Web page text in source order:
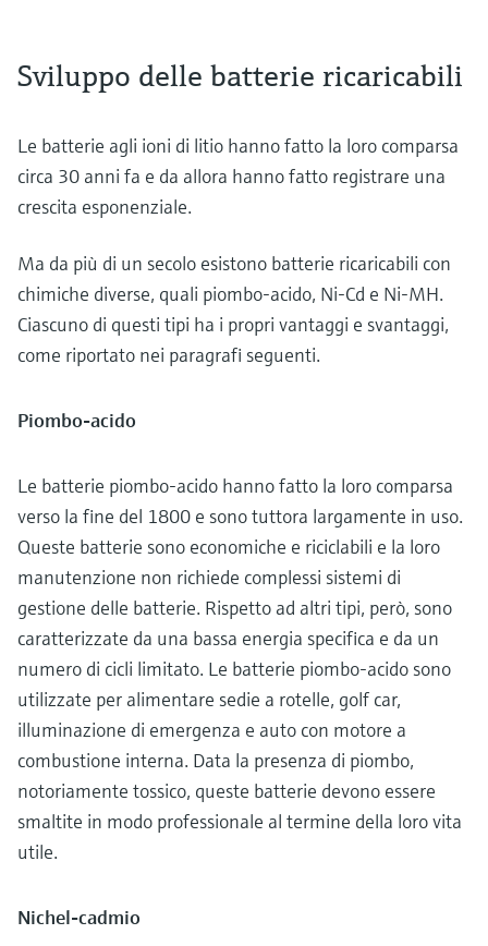
Sviluppo delle batterie ricaricabili
Le batterie agli ioni di litio hanno fatto la loro comparsa
circa 30 anni fa e da allora hanno fatto registrare una
crescita esponenziale.
Ma da più di un secolo esistono batterie ricaricabili con
chimiche diverse, quali piombo-acido, Ni-Cd e Ni-MH.
Ciascuno di questi tipi ha i propri vantaggi e svantaggi,
come riportato nei paragrafi seguenti.
Piombo-acido
Le batterie piombo-acido hanno fatto la loro comparsa
verso la fine del 1800 e sono tuttora largamente in uso.
Queste batterie sono economiche e riciclabili e la loro
manutenzione non richiede complessi sistemi di
gestione delle batterie. Rispetto ad altri tipi, però, sono
caratterizzate da una bassa energia specifica e da un
numero di cicli limitato. Le batterie piombo-acido sono
utilizzate per alimentare sedie a rotelle, golf car,
illuminazione di emergenza e auto con motore a
combustione interna. Data la presenza di piombo,
notoriamente tossico, queste batterie devono essere
smaltite in modo professionale al termine della loro vita
utile.
Nichel-cadmio